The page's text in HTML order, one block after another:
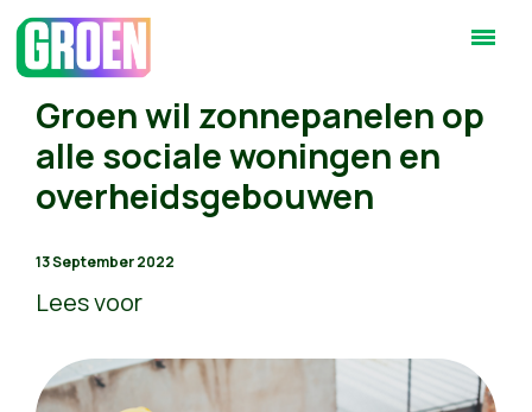
Groen wil zonnepanelen op
alle sociale woningen en
overheidsgebouwen
13 September 2022
Lees voor